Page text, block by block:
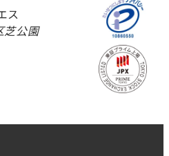
ス
芝公園